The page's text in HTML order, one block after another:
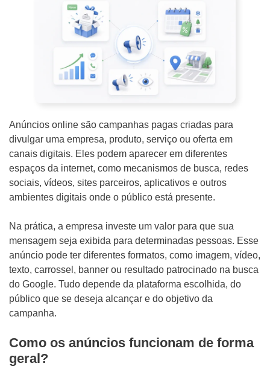
Anúncios online são campanhas pagas criadas para
divulgar uma empresa, produto, serviço ou oferta em
canais digitais. Eles podem aparecer em diferentes
espaços da internet, como mecanismos de busca, redes
sociais, vídeos, sites parceiros, aplicativos e outros
ambientes digitais onde o público está presente.
Na prática, a empresa investe um valor para que sua
mensagem seja exibida para determinadas pessoas. Esse
anúncio pode ter diferentes formatos, como imagem, vídeo,
texto, carrossel, banner ou resultado patrocinado na busca
do Google. Tudo depende da plataforma escolhida, do
público que se deseja alcançar e do objetivo da
campanha.
Como os anúncios funcionam de forma
geral?